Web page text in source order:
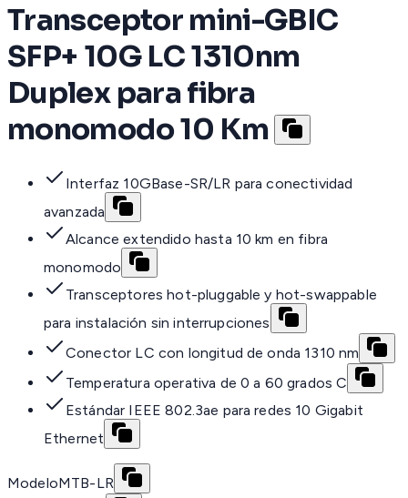
Transceptor mini-GBIC
SFP+ 10G LC 1310nm
Duplex para fibra
monomodo 10 Km
Interfaz 10GBase-SR/LR para conectividad
avanzada
Alcance extendido hasta 10 km en fibra
monomodo
Transceptores hot-pluggable y hot-swappable
para instalación sin interrupciones
Conector LC con longitud de onda 1310 nm
Temperatura operativa de 0 a 60 grados C
Estándar IEEE 802.3ae para redes 10 Gigabit
Ethernet
ModeloMTB-LR